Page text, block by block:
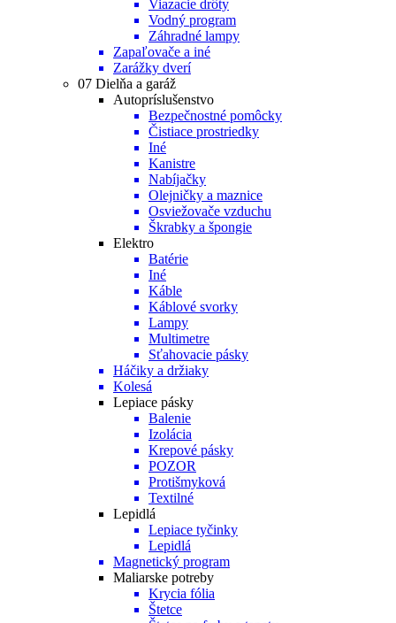
Viazacie drôty
Vodný program
Záhradné lampy
Zapaľovače a iné
Zarážky dverí
07 Dielňa a garáž
Autopríslušenstvo
Bezpečnostné pomôcky
Čistiace prostriedky
Iné
Kanistre
Nabíjačky
Olejničky a maznice
Osviežovače vzduchu
Škrabky a špongie
Elektro
Batérie
Iné
Káble
Káblové svorky
Lampy
Multimetre
Sťahovacie pásky
Háčiky a držiaky
Kolesá
Lepiace pásky
Balenie
Izolácia
Krepové pásky
POZOR
Protišmyková
Textilné
Lepidlá
Lepiace tyčinky
Lepidlá
Magnetický program
Maliarske potreby
Krycia fólia
Štetce